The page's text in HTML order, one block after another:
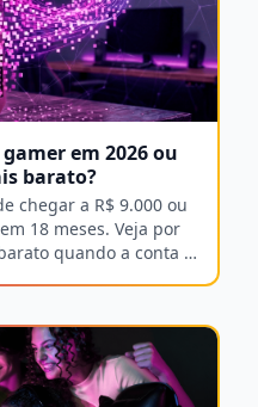
em 2026 ou
barato?
chegar a R$ 9.000 ou
18 meses. Veja por
quando a conta é